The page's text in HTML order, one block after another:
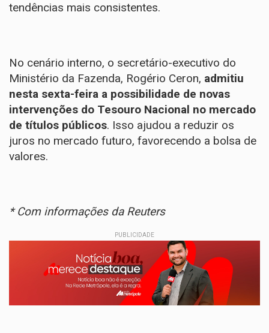
tendências mais consistentes.
No cenário interno, o secretário-executivo do
Ministério da Fazenda, Rogério Ceron, admitiu
nesta sexta-feira a possibilidade de novas
intervenções do Tesouro Nacional no mercado
de títulos públicos. Isso ajudou a reduzir os
juros no mercado futuro, favorecendo a bolsa de
valores.
* Com informações da Reuters
PUBLICIDADE